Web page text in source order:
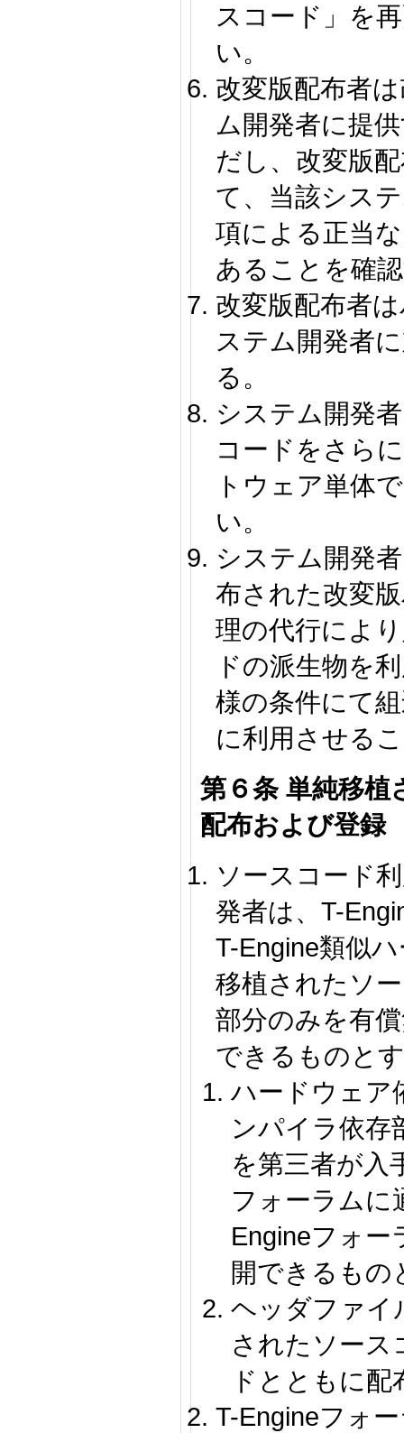
スコード」を
い。
改変版配布者
ム開発者に提
だし、改変版
て、当該シス
項による正当
あることを確
改変版配布者
ステム開発者
る。
システム開発
コードをさら
トウェア単体
い。
システム開発
布された改変
理の代行によ
ドの派生物を
様の条件にて
に利用させる
第６条 単純移植
配布および登録
ソースコード
発者は、T-
T-Engine類似
移植されたソ
部分のみを有
できるものと
ハードウェア
ンパイラ依存
を第三者が入
フォーラムに
Engineフォー
開できるもの
ヘッダファイ
されたソース
ドとともに
T-Engineフォ